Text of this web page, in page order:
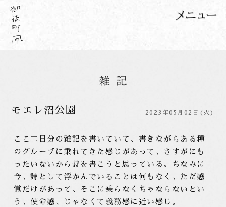
モエレ沼公園 2023年05月02日(火)
ここ二日分の雑記を書いていて、書きながらある種
のグルーブに乗れてきた感じがあって、さすがにも
ったいないから詩を書こうと思っている。ちなみに
今、詩として浮かんでいることは何もなく、ただ感
覚だけがあって、そこに乗らなくちゃならないとい
う、使命感、じゃなくて義務感に近い感じ。